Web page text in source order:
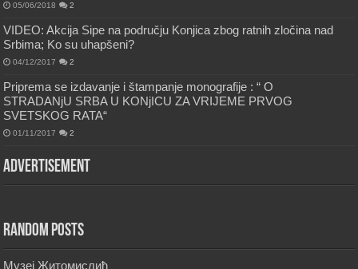
05/06/2018 2
VIDEO: Akcija Sipe na području Konjica zbog ratnih zločina nad
Srbima; Ko su uhapšeni?
04/12/2017 2
Priprema se izdavanje i štampanje monografije : “ O
STRADANjU SRBA U KONjICU ZA VRIJEME PRVOG
SVETSKOG RATA“
01/11/2017 2
Advertisement
Random Posts
Музеј Житомислић